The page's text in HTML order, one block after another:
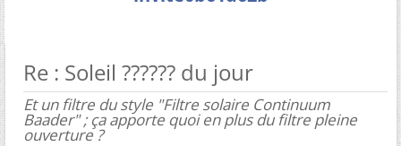
Re : Soleil ?????? du jour
Et un filtre du style "Filtre solaire Continuum
Baader" ; ça apporte quoi en plus du filtre pleine
ouverture ?